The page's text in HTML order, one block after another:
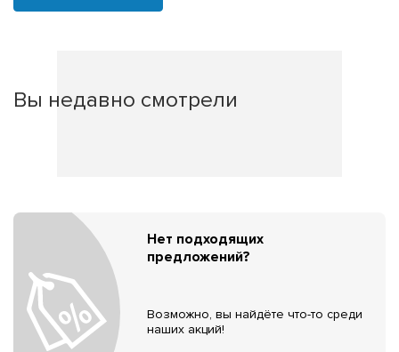
Вы недавно смотрели
Нет подходящих
предложений?
Возможно, вы найдёте что-то среди
наших акций!